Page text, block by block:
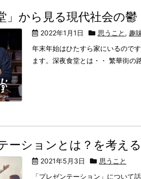
」から見る現代社会の鬱
2022年1月1日 思うこと , 趣
年末年始はひたすら家にいるので
ます。深夜食堂とは・・ 繁華街の
ーションとは？を考える
2021年5月3日
思うこと
「プレゼンテーション」について